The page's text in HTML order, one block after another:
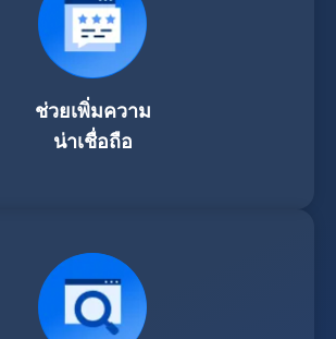
ช่วยเพิ่มความ
น่าเชื่อถือ